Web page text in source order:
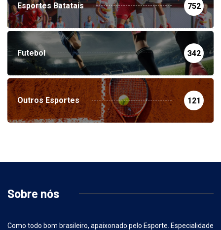
Esportes Batatais 752
Futebol 342
Outros Esportes 121
Sobre nós
Como todo bom brasileiro, apaixonado pelo Esporte. Especialidade